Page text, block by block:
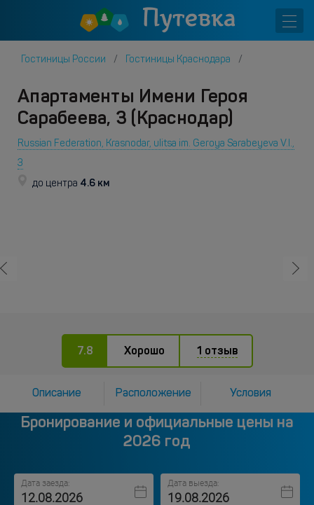
Гостиницы России Гостиницы Краснодара
Апартаменты Имени Героя
Сарабеева, 3 (Краснодар)
Russian Federation, Krasnodar, ulitsa im. Geroya Sarabeyeva V.I.,
3
до центра 4.6 км
7.8 Хорошо 1 отзыв
Описание Расположение Условия
Бронирование и официальные цены на
2026 год
Дата заезда: Дата выезда: